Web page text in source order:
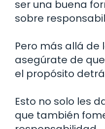
ser una buena
sobre
Pero más allá de
asegúrate de
el propósito
Esto no solo les
que también